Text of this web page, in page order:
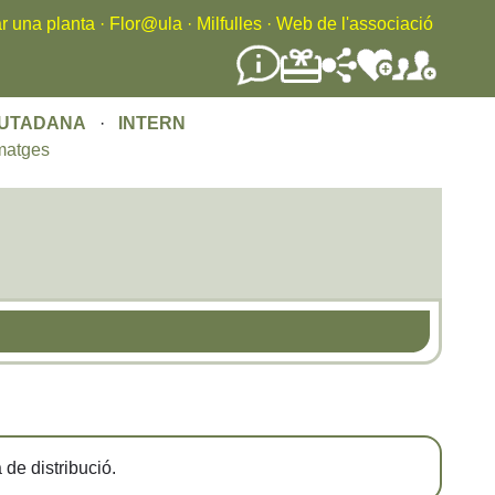
una planta · Flor@ula · Milfulles · Web de l'associació
·
INTERN
de distribució.